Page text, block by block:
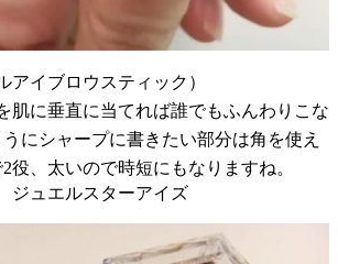
アイブロウスティック）
肌に垂直に当てれば誰でもふんわりこな
にシャープに書きたい部分は角を使え
役、太いので時短にもなりますね。
ジュエルスターアイズ